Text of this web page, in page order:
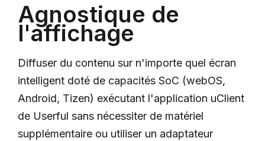
Agnostique de
l'affichage
Diffuser du contenu sur n'importe quel écran
intelligent doté de capacités SoC (webOS,
Android, Tizen) exécutant l'application uClient
de Userful sans nécessiter de matériel
supplémentaire ou utiliser un adaptateur